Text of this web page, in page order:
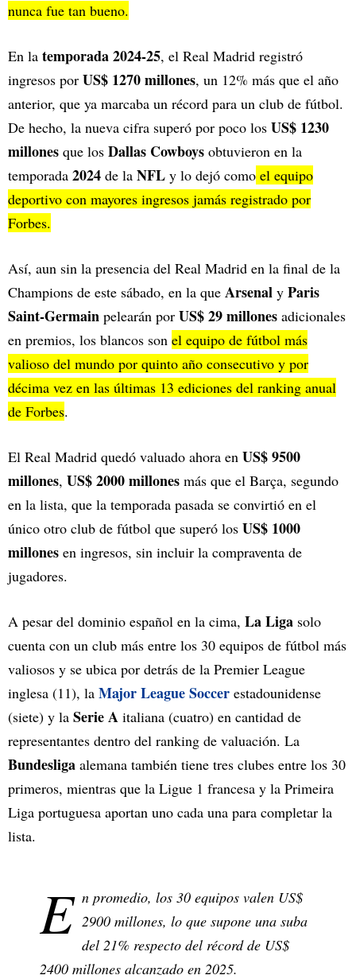
nunca fue tan bueno.
En la temporada 2024-25, el Real Madrid registró
ingresos por US$ 1270 millones, un 12% más que el año
anterior, que ya marcaba un récord para un club de fútbol.
De hecho, la nueva cifra superó por poco los US$ 1230
millones que los Dallas Cowboys obtuvieron en la
temporada 2024 de la NFL y lo dejó como el equipo
deportivo con mayores ingresos jamás registrado por
Forbes.
Así, aun sin la presencia del Real Madrid en la final de la
Champions de este sábado, en la que Arsenal y Paris
Saint-Germain pelearán por US$ 29 millones adicionales
en premios, los blancos son el equipo de fútbol más
valioso del mundo por quinto año consecutivo y por
décima vez en las últimas 13 ediciones del ranking anual
de Forbes.
El Real Madrid quedó valuado ahora en US$ 9500
millones, US$ 2000 millones más que el Barça, segundo
en la lista, que la temporada pasada se convirtió en el
único otro club de fútbol que superó los US$ 1000
millones en ingresos, sin incluir la compraventa de
jugadores.
A pesar del dominio español en la cima, La Liga solo
cuenta con un club más entre los 30 equipos de fútbol más
valiosos y se ubica por detrás de la Premier League
inglesa (11), la Major League Soccer estadounidense
(siete) y la Serie A italiana (cuatro) en cantidad de
representantes dentro del ranking de valuación. La
Bundesliga alemana también tiene tres clubes entre los 30
primeros, mientras que la Ligue 1 francesa y la Primeira
Liga portuguesa aportan uno cada una para completar la
lista.
E n promedio, los 30 equipos valen US$
2900 millones, lo que supone una suba
del 21% respecto del récord de US$
2400 millones alcanzado en 2025.